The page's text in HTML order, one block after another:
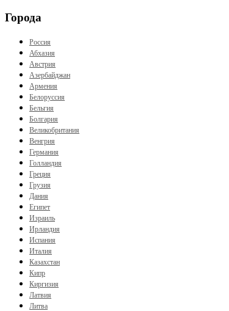
Города
Россия
Абхазия
Австрия
Азербайджан
Армения
Белоруссия
Бельгия
Болгария
Великобритания
Венгрия
Германия
Голландия
Греция
Грузия
Дания
Египет
Израиль
Ирландия
Испания
Италия
Казахстан
Кипр
Киргизия
Латвия
Литва